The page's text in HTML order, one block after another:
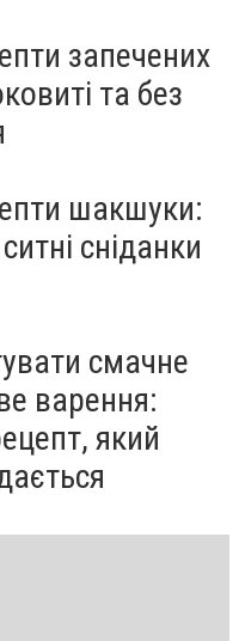
запечених
та без
шакшуки:
сніданки
смачне
варення:
який